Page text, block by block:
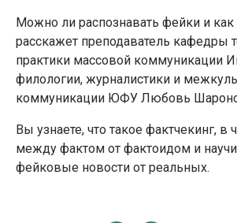
Можно ли распознавать фейки и как
расскажет преподаватель кафедры
практики массовой коммуникации
филологии, журналистики и
коммуникации ЮФУ Любовь
Вы узнаете, что такое фактчекинг, в
между фактом от фактоидом и
фейковые новости от реальных.